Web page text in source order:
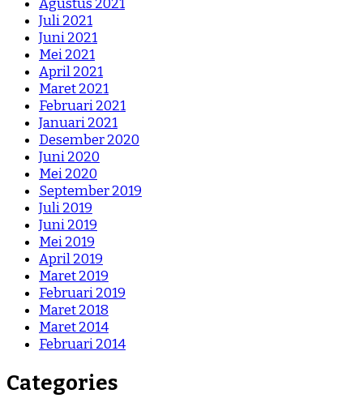
Agustus 2021
Juli 2021
Juni 2021
Mei 2021
April 2021
Maret 2021
Februari 2021
Januari 2021
Desember 2020
Juni 2020
Mei 2020
September 2019
Juli 2019
Juni 2019
Mei 2019
April 2019
Maret 2019
Februari 2019
Maret 2018
Maret 2014
Februari 2014
Categories